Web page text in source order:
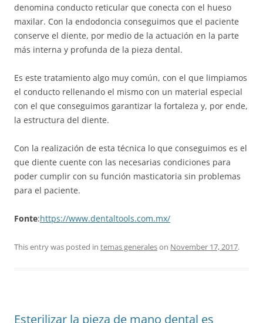
denomina conducto reticular que conecta con el hueso
maxilar. Con la endodoncia conseguimos que el paciente
conserve el diente, por medio de la actuación en la parte
más interna y profunda de la pieza dental.
Es este tratamiento algo muy común, con el que limpiamos
el conducto rellenando el mismo con un material especial
con el que conseguimos garantizar la fortaleza y, por ende,
la estructura del diente.
Con la realización de esta técnica lo que conseguimos es el
que diente cuente con las necesarias condiciones para
poder cumplir con su función masticatoria sin problemas
para el paciente.
Fonte:https://www.dentaltools.com.mx/
This entry was posted in temas generaleson November 17, 2017.
Esterilizar la pieza de mano dental es